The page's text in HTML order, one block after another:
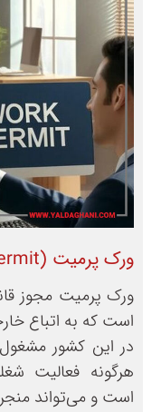
ورک پرمیت (Work Permit)
ورک پرمیت مجوز
است که به اتباع
در این کشور
هرگونه فعالیت
است و می‌تواند